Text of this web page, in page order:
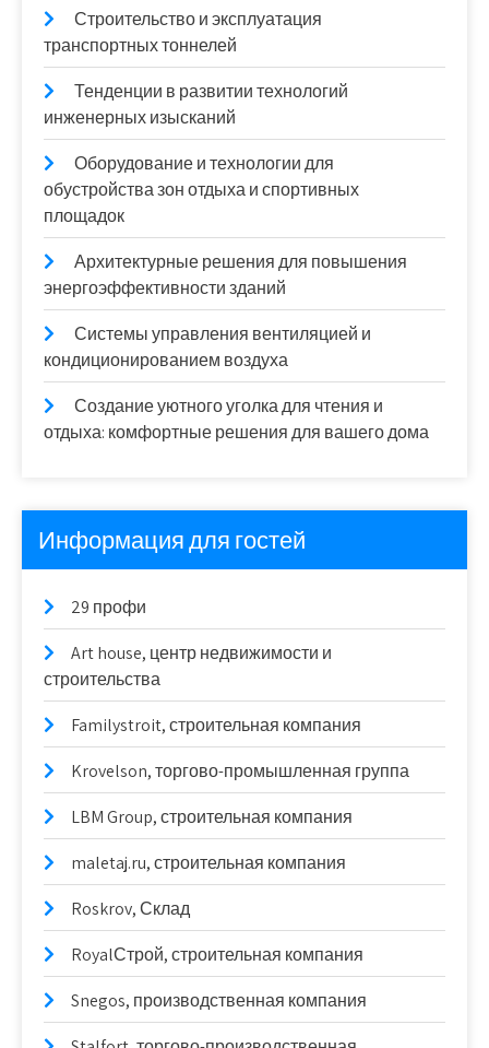
Строительство и эксплуатация
транспортных тоннелей
Тенденции в развитии технологий
инженерных изысканий
Оборудование и технологии для
обустройства зон отдыха и спортивных
площадок
Архитектурные решения для повышения
энергоэффективности зданий
Системы управления вентиляцией и
кондиционированием воздуха
Создание уютного уголка для чтения и
отдыха: комфортные решения для вашего дома
Информация для гостей
29 профи
Art house, центр недвижимости и
строительства
Familystroit, строительная компания
Krovelson, торгово-промышленная группа
LBM Group, строительная компания
maletaj.ru, строительная компания
Roskrov, Склад
RoyalСтрой, строительная компания
Snegos, производственная компания